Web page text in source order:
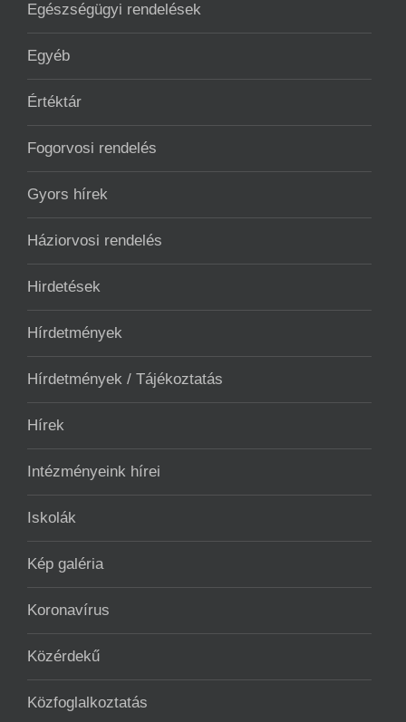
Egészségügyi rendelések
Egyéb
Értéktár
Fogorvosi rendelés
Gyors hírek
Háziorvosi rendelés
Hirdetések
Hírdetmények
Hírdetmények / Tájékoztatás
Hírek
Intézményeink hírei
Iskolák
Kép galéria
Koronavírus
Közérdekű
Közfoglalkoztatás